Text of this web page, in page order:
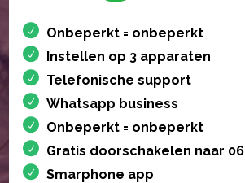
Onbeperkt = onbeperkt
Instellen op 3 apparaten
Telefonische support
Whatsapp business
Onbeperkt = onbeperkt
Gratis doorschakelen naar 06
Smarphone app